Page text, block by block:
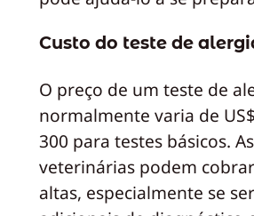
Custo do teste de
O preço de um teste de
normalmente varia de
300 para testes básicos.
veterinárias podem
altas, especialmente se